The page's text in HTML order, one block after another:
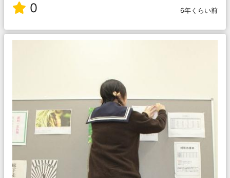
0 6年くらい前